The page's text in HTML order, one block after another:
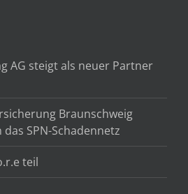
AG steigt als neuer Partner
Braunschweig
SPN-Schadennetz
teil